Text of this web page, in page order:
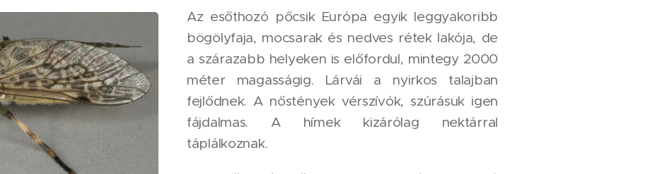
Az esőthozó pőcsik Európa egyik leggyakoribb
bögölyfaja, mocsarak és nedves rétek lakója, de
a szárazabb helyeken is előfordul, mintegy 2000
méter magasságig. Lárvái a nyirkos talajban
fejlődnek. A nőstények vérszívók, szúrásuk igen
fájdalmas. A hímek kizárólag nektárral
táplálkoznak.